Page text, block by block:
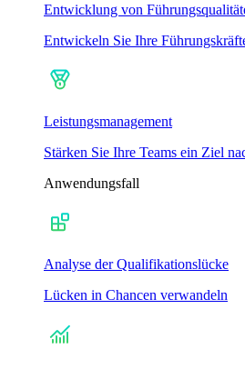
Entwicklung von
Entwickeln Sie Ihre
Leistungsmanagement
Stärken Sie Ihre Teams ein Ziel
Anwendungsfall
Analyse der Qualifikationslücke
Lücken in Chancen verwandeln